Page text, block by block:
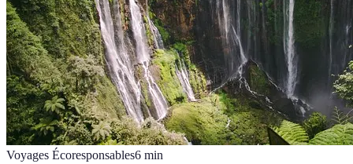
Voyages Écoresponsables6 min